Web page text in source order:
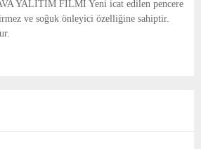
YALITIM FİLMİ Yeni icat edilen pencere
ve soğuk önleyici özelliğine sahiptir.